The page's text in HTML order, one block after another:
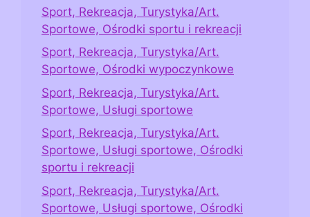
Sport, Rekreacja, Turystyka/Art.
Sportowe, Ośrodki sportu i rekreacji
Sport, Rekreacja, Turystyka/Art.
Sportowe, Ośrodki wypoczynkowe
Sport, Rekreacja, Turystyka/Art.
Sportowe, Usługi sportowe
Sport, Rekreacja, Turystyka/Art.
Sportowe, Usługi sportowe, Ośrodki
sportu i rekreacji
Sport, Rekreacja, Turystyka/Art.
Sportowe, Usługi sportowe, Ośrodki